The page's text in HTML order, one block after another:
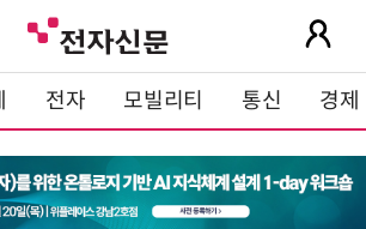
전자 모빌리티 통신 경제